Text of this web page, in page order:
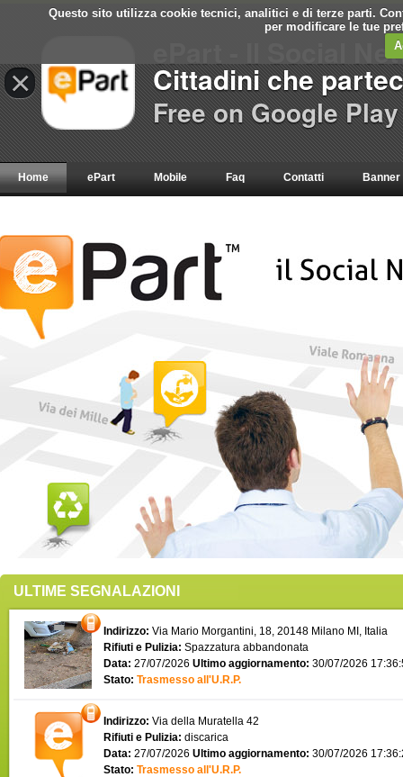
Questo sito utilizza cookie tecnici, analitici e di terze parti.
per modificare le tue
Home ePart Mobile Faq Contatti Banner
ULTIME SEGNALAZIONI
Indirizzo: Via Mario Morgantini, 18, 20148 Milano MI, Italia
Rifiuti e Pulizia: Spazzatura abbandonata
Data: 27/07/2026 Ultimo aggiornamento: 30/07/2026
Stato: Trasmesso all'U.R.P.
Indirizzo: Via della Muratella 42
Rifiuti e Pulizia: discarica
Data: 27/07/2026 Ultimo aggiornamento: 30/07/2026
Stato: Trasmesso all'U.R.P.
×
ePart - Il Social
Cittadini che
Free on Google Play